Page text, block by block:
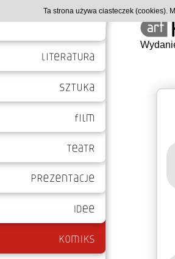
Ta strona używa ciasteczek (cookies).